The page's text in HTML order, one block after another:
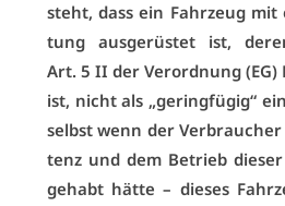
steht, dass ein Fahr­zeug
tung aus­ge­rüs­tet ist,
Art. 5 II der Ver­ord­nung
ist, nicht als „ge­ring­fü­gig“
selbst wenn der
tenz und dem Be­trieb
ge­habt hät­te – die­ses